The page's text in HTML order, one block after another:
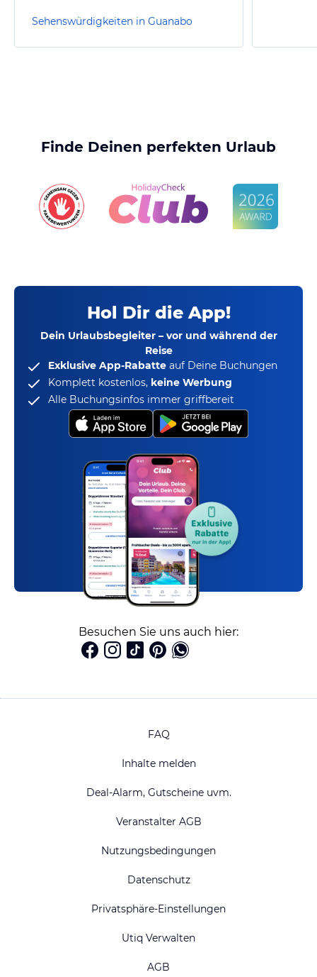
Sehenswürdigkeiten in Guanabo
Finde Deinen perfekten Urlaub
Hol Dir die App!
Dein Urlaubsbegleiter – vor und während der
Reise
Exklusive App-Rabatte auf Deine Buchungen
Komplett kostenlos, keine Werbung
Alle Buchungsinfos immer griffbereit
Besuchen Sie uns auch hier:
FAQ
Inhalte melden
Deal-Alarm, Gutscheine uvm.
Veranstalter AGB
Nutzungsbedingungen
Datenschutz
Privatsphäre-Einstellungen
Utiq Verwalten
AGB